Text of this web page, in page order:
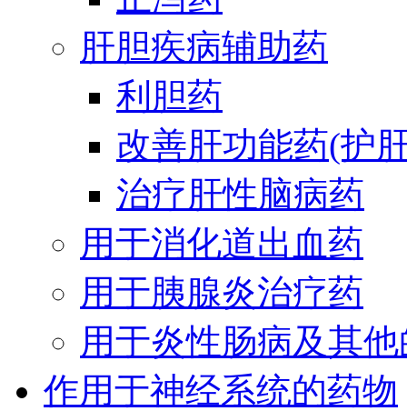
肝胆疾病辅助药
利胆药
改善肝功能药(护
治疗肝性脑病药
用于消化道出血药
用于胰腺炎治疗药
用于炎性肠病及其
作用于神经系统的药物